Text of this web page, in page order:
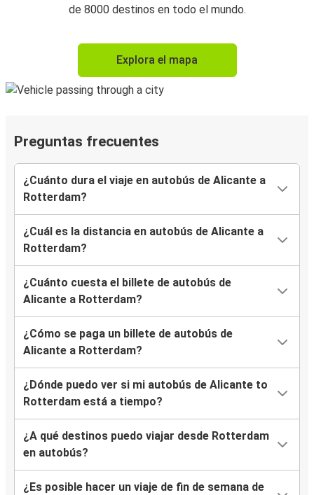
de 8000 destinos en todo el mundo.
Explora el mapa
Preguntas frecuentes
¿Cuánto dura el viaje en autobús de Alicante a
Rotterdam?
¿Cuál es la distancia en autobús de Alicante a
Rotterdam?
¿Cuánto cuesta el billete de autobús de
Alicante a Rotterdam?
¿Cómo se paga un billete de autobús de
Alicante a Rotterdam?
¿Dónde puedo ver si mi autobús de Alicante to
Rotterdam está a tiempo?
¿A qué destinos puedo viajar desde Rotterdam
en autobús?
¿Es posible hacer un viaje de fin de semana de